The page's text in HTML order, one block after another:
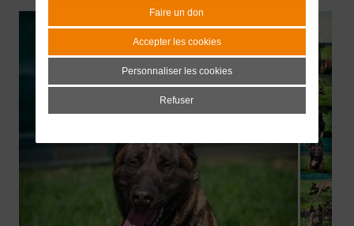
Faire un don
Accepter les cookies
Personnaliser les cookies
Refuser